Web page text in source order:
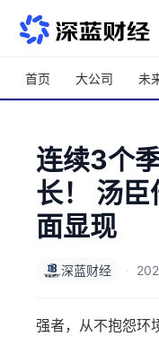
跳转到主内容
首页 大公司 未
连续3个
长！ 汤
面显现
深蓝财经 ·
强者，从不抱怨环